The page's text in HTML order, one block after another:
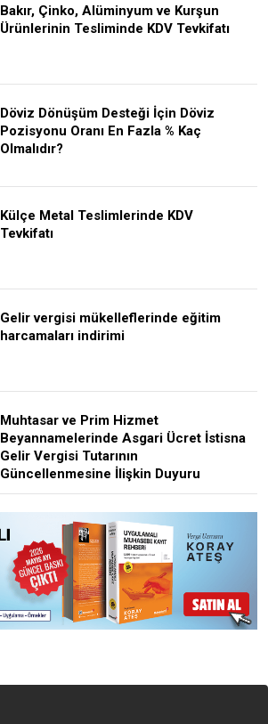
Bakır, Çinko, Alüminyum ve Kurşun
Ürünlerinin Tesliminde KDV Tevkifatı
Döviz Dönüşüm Desteği İçin Döviz
Pozisyonu Oranı En Fazla % Kaç
Olmalıdır?
Külçe Metal Teslimlerinde KDV
Tevkifatı
Gelir vergisi mükelleflerinde eğitim
harcamaları indirimi
Muhtasar ve Prim Hizmet
Beyannamelerinde Asgari Ücret İstisna
Gelir Vergisi Tutarının
Güncellenmesine İlişkin Duyuru